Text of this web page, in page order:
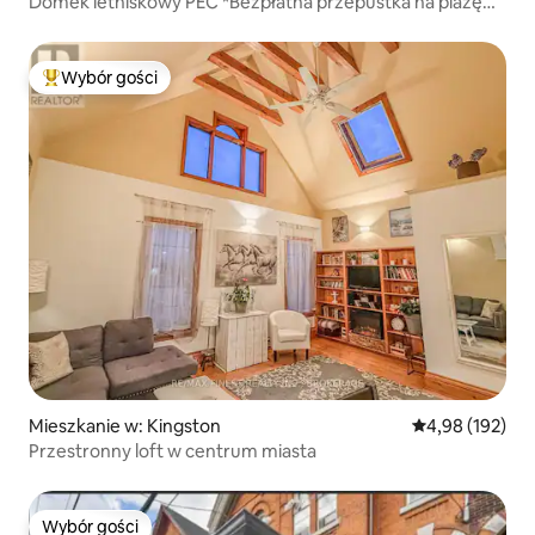
Najpopularniejsze z kategorii Wybór gości
Wybór gości
Mieszkanie w: Kingston Średnia
4,98 (192)
Przestronny loft w centrum miasta
Wybór gości